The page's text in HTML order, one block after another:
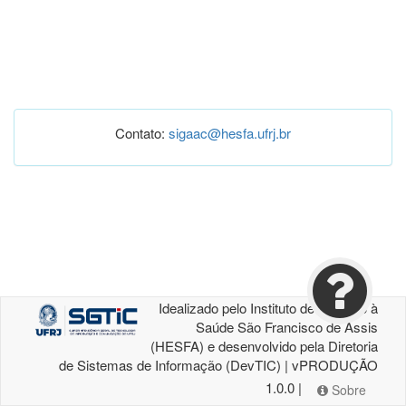
Contato: sigaac@hesfa.ufrj.br
Idealizado pelo Instituto de Atenção à
Saúde São Francisco de Assis
(HESFA) e desenvolvido pela Diretoria
de Sistemas de Informação (DevTIC) | vPRODUÇÃO
1.0.0 |
Sobre